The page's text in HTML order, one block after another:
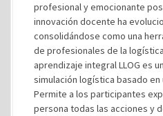
profesional y emocionante
innovación docente ha
consolidándose como una
de profesionales de la
aprendizaje integral LLOG es
simulación logística basado en
Permite a los participantes
persona todas las acciones y